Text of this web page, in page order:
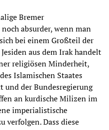
Bremer
absurder, wenn man
bei einem Großteil der
aus dem Irak handelt
religiösen Minderheit,
Islamischen Staates
und der Bundesregierung
an kurdische Milizen im
imperialistische
verfolgen. Dass diese